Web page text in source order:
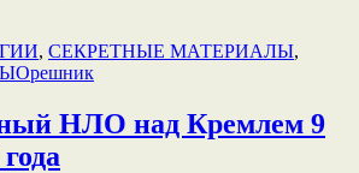
, СЕКРЕТНЫЕ МАТЕРИАЛЫ,
Орешник
НЛО над Кремлем 9